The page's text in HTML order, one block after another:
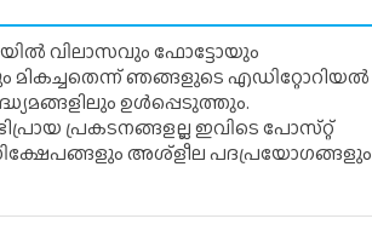
വിലാസവും ഫോട്ടോയും
മികച്ചതെന്ന് ഞങ്ങളുടെ എഡിറ്റോറിയൽ
ഉൾപ്പെടുത്തും.
പ്രകടനങ്ങളല്ല ഇവിടെ പോസ്‌റ്റ്
അശ്‌ളീല പദപ്രയോഗങ്ങളും